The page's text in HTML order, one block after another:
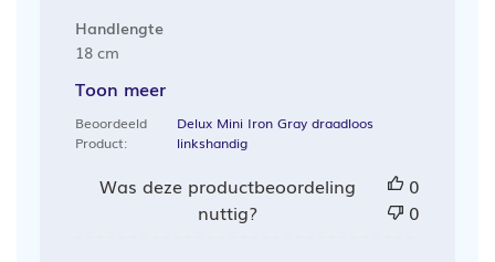
Handlengte
18 cm
Toon meer
Beoordeeld
Product:
Delux Mini Iron Gray draadloos
linkshandig
Was deze productbeoordeling
nuttig?
0
0